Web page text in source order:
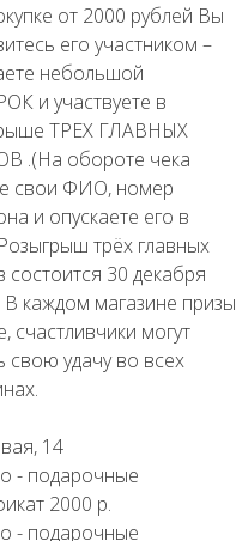
от 2000 рублей Вы
его участником –
небольшой
и участвуете в
ТРЕХ ГЛАВНЫХ
.(На обороте чека
свои ФИО, номер
и опускаете его в
трёх главных
состоится 30 декабря
В каждом магазине призы
счастливчики могут
свою удачу во всех
14
- подарочные
2000 р.
- подарочные